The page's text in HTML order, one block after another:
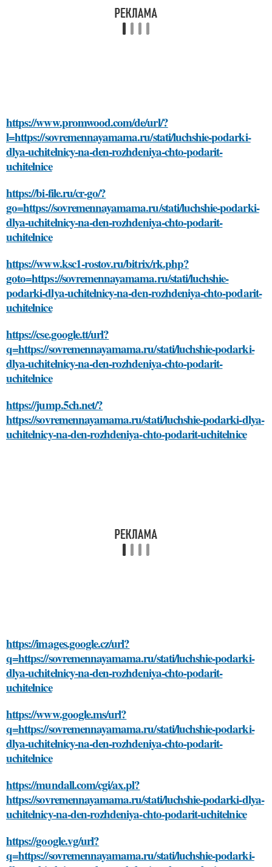
https://www.promwood.com/de/url/?
l=https://sovremennayamama.ru/stati/luchshie-podarki-
dlya-uchitelnicy-na-den-rozhdeniya-chto-podarit-
uchitelnice
https://bi-file.ru/cr-go/?
go=https://sovremennayamama.ru/stati/luchshie-podarki-
dlya-uchitelnicy-na-den-rozhdeniya-chto-podarit-
uchitelnice
https://www.ksc1-rostov.ru/bitrix/rk.php?
goto=https://sovremennayamama.ru/stati/luchshie-
podarki-dlya-uchitelnicy-na-den-rozhdeniya-chto-podarit-
uchitelnice
https://cse.google.tt/url?
q=https://sovremennayamama.ru/stati/luchshie-podarki-
dlya-uchitelnicy-na-den-rozhdeniya-chto-podarit-
uchitelnice
https://jump.5ch.net/?
https://sovremennayamama.ru/stati/luchshie-podarki-dlya-
uchitelnicy-na-den-rozhdeniya-chto-podarit-uchitelnice
https://images.google.cz/url?
q=https://sovremennayamama.ru/stati/luchshie-podarki-
dlya-uchitelnicy-na-den-rozhdeniya-chto-podarit-
uchitelnice
https://www.google.ms/url?
q=https://sovremennayamama.ru/stati/luchshie-podarki-
dlya-uchitelnicy-na-den-rozhdeniya-chto-podarit-
uchitelnice
https://mundall.com/cgi/ax.pl?
https://sovremennayamama.ru/stati/luchshie-podarki-dlya-
uchitelnicy-na-den-rozhdeniya-chto-podarit-uchitelnice
https://google.vg/url?
q=https://sovremennayamama.ru/stati/luchshie-podarki-